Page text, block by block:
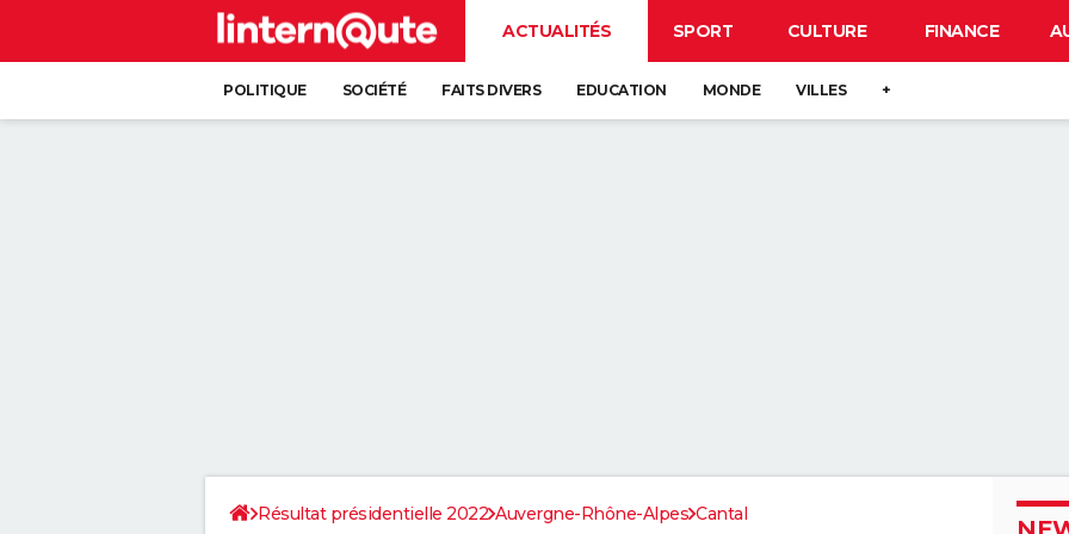
ACTUALITÉS SPORT CULTURE FINANCE
POLITIQUE SOCIÉTÉ FAITS DIVERS EDUCATION MONDE VILLES +
Résultat présidentielle 2022 Auvergne-Rhône-Alpes Cantal